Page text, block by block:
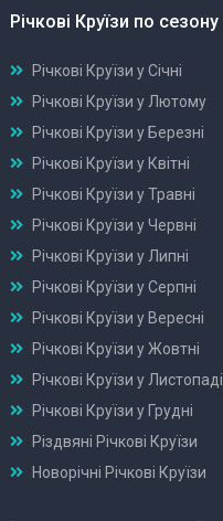
Річкові Круїзи по сезону
Річкові Круїзи у Січні
Річкові Круїзи у Лютому
Річкові Круїзи у Березні
Річкові Круїзи у Квітні
Річкові Круїзи у Травні
Річкові Круїзи у Червні
Річкові Круїзи у Липні
Річкові Круїзи у Серпні
Річкові Круїзи у Вересні
Річкові Круїзи у Жовтні
Річкові Круїзи у Листопаді
Річкові Круїзи у Грудні
Різдвяні Річкові Круїзи
Новорічні Річкові Круїзи